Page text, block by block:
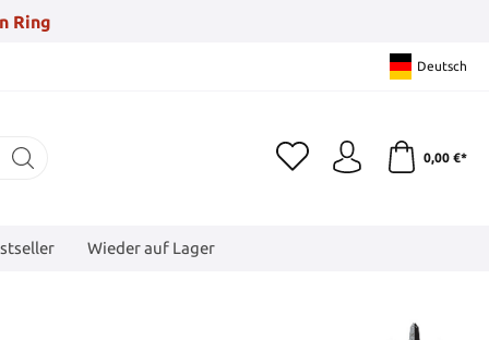
Ring
Deutsch
0,00 €*
Wieder auf Lager